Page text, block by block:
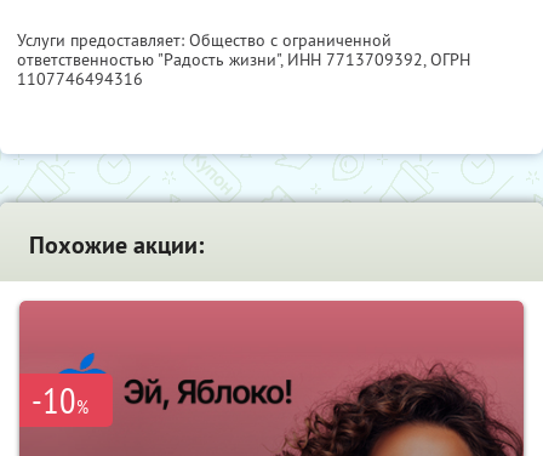
Услуги предоставляет: Общество с ограниченной
ответственностью "Радость жизни", ИНН 7713709392, ОГРН
1107746494316
Похожие акции:
-10%